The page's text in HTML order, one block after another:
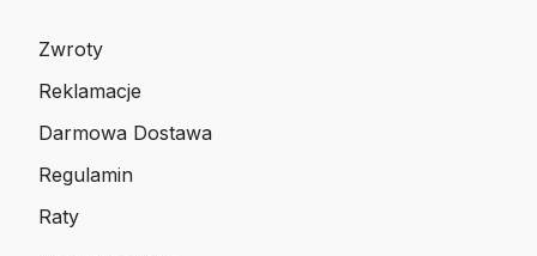
Zwroty
Reklamacje
Darmowa Dostawa
Regulamin
Raty